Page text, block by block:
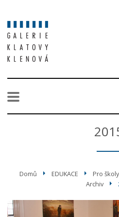
Domů EDUKACE Pro školy
Archiv